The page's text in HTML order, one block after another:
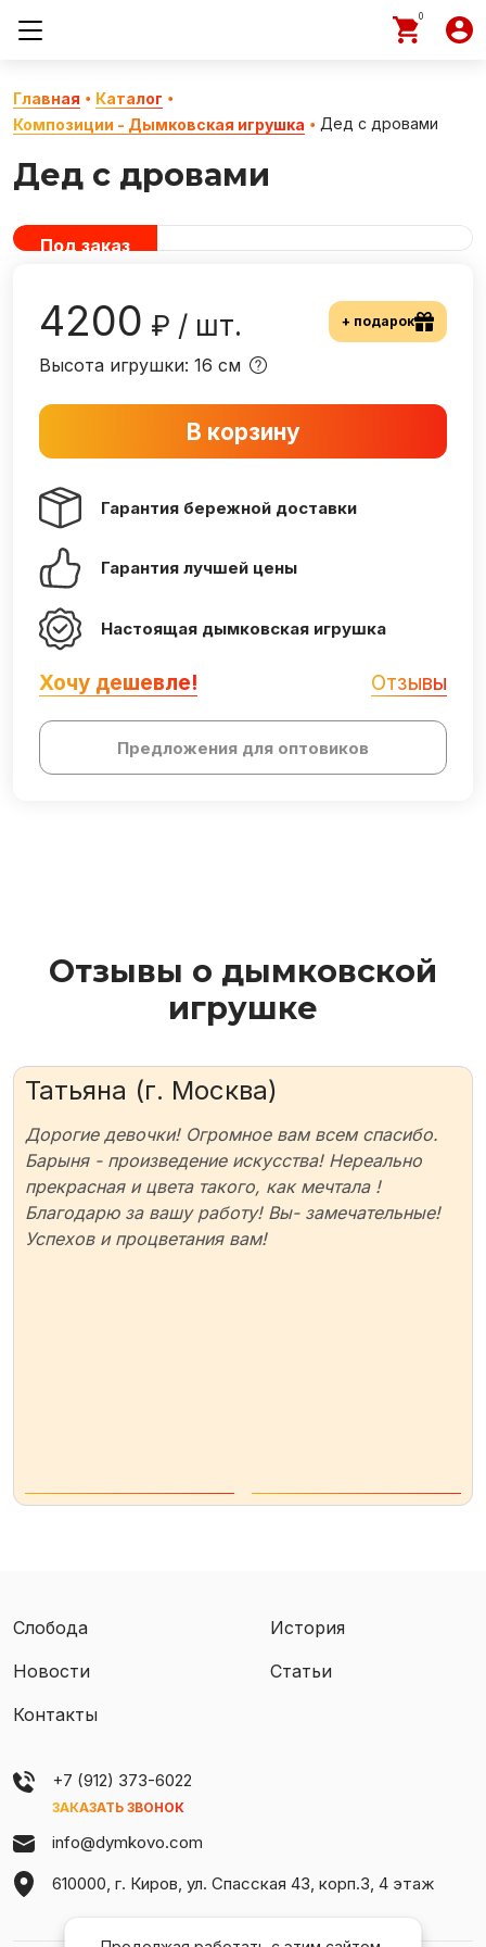
0
Главная
Каталог
Композиции - Дымковская игрушка
Дед с дровами
Дед с дровами
Под заказ
4200 ₽ / шт. + подарок
Высота игрушки: 16 см
В корзину
Гарантия бережной доставки
Гарантия лучшей цены
Настоящая дымковская игрушка
Хочу дешевле! Отзывы
Предложения для оптовиков
Отзывы о дымковской
игрушке
Татьяна (г. Москва)
Дорогие девочки! Огромное вам всем спасибо.
Барыня - произведение искусства! Нереально
прекрасная и цвета такого, как мечтала !
Благодарю за вашу работу! Вы- замечательные!
Успехов и процветания вам!
Слобода
История
Новости
Статьи
Контакты
+7 (912) 373-6022
ЗАКАЗАТЬ ЗВОНОК
info@dymkovo.com
610000, г. Киров, ул. Спасская 43, корп.3, 4 этаж